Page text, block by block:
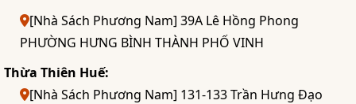
[Nhà Sách Phương Nam] 39A Lê Hồng Phong
PHƯỜNG HƯNG BÌNH THÀNH PHỐ VINH
Thừa Thiên Huế:
[Nhà Sách Phương Nam] 131-133 Trần Hưng Đạo